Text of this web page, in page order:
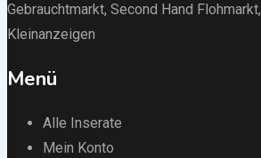
Gebrauchtmarkt, Second Hand Flohmarkt,
Kleinanzeigen
Menü
Alle Inserate
Mein Konto